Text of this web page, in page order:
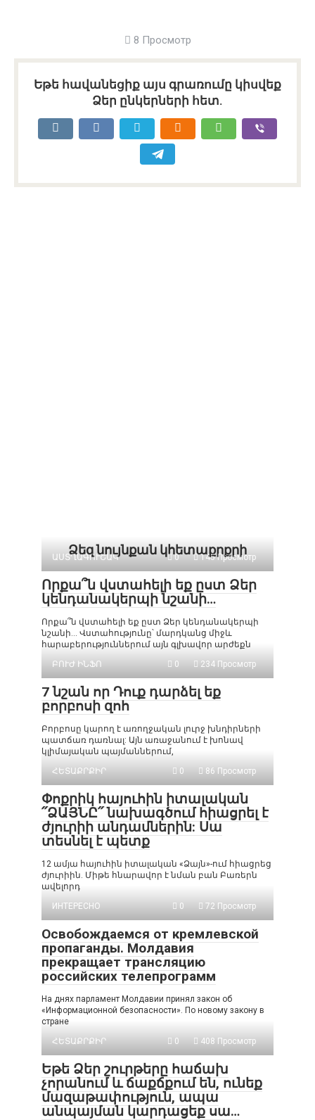
8 Просмотр
Եթե հավանեցիք այս գրառումը կիսվեք
Ձեր ընկերների հետ.
Ձեզ նույնքան կհետաքրքրի
ԱՍՏՂԱԳՈՒՇԱԿ 0 145 Просмотр
Որքա՞ն վստահելի եք ըստ Ձեր
կենդանակերպի նշանի…
Որքա՞ն վստահելի եք ըստ Ձեր կենդանակերպի
նշանի… Վստահությունը՝ մարդկանց միջև
հարաբերություններում այն գլխավոր արժեքն
ԲՈՒԺ ԻՆՖՈ
0 234 Просмотр
7 նշան որ Դուք դարձել եք
բորբոսի զոհ
Բորբոսը կարող է առողջական լուրջ խնդիրների
պատճառ դառնալ: Այն առաջանում է խոնավ
կլիմայական պայմաններում,
ՀԵՏԱՔՐՔԻՐ
0 86 Просмотр
Փոքրիկ հայուհին իտալական
՛՛ՁԱՅՆԸ՛՛ նախագծում հիացրել է
ժյուրիի անդամներին: Սա
տեսնել է պետք
12 ամյա հայուհին իտալական «Ձայն»-ում հիացրեց
ժյուրիին. Միթե հնարավոր է նման բան Բառերն
ավելորդ
ИНТЕРЕСНО
0 72 Просмотр
Освобождаемся от кремлевской
пропаганды. Молдавия
прекращает трансляцию
российских телепрограмм
На днях парламент Молдавии принял закон об
«Информационной безопасности». По новому закону в
стране
ՀԵՏԱՔՐՔԻՐ
0 408 Просмотр
Եթե Ձեր շուրթերը հաճախ
չորանում և ճաքճքում են, ունեք
մազաթափություն, ապա
անպայման կարդացեք սա…